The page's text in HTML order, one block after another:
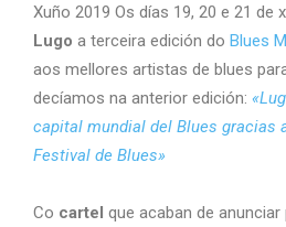
Xuño 2019 Os días 19, 20 e 21 de
Lugo a terceira edición do Blues
aos mellores artistas de blues
decíamos na anterior edición:
capital mundial del Blues gracias
Festival de Blues»
Co cartel que acaban de